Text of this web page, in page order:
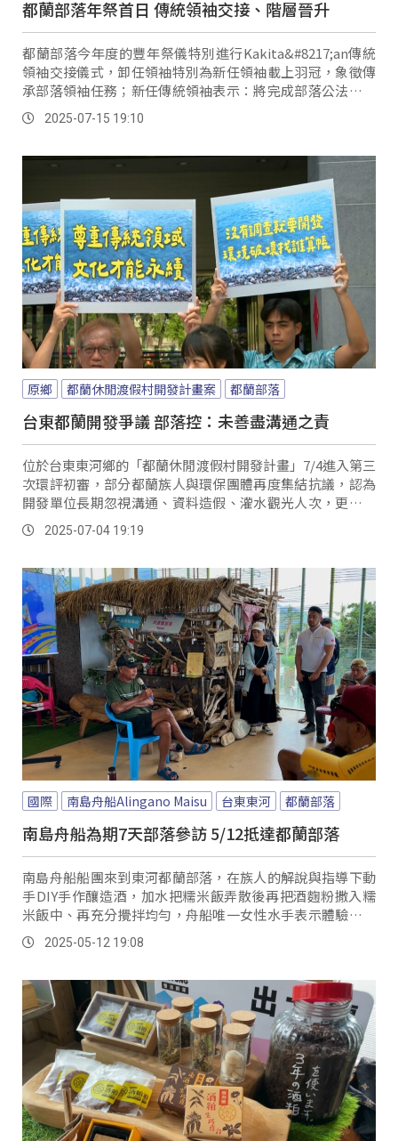
都蘭部落年祭首日 傳統領袖交接、階層晉升
都蘭部落今年度的豐年祭儀特別進行Kakita&#8217;an傳統
領袖交接儀式，卸任領袖特別為新任領袖載上羽冠，象徵傳
承部落領袖任務；新任傳統領袖表示：將完成部落公法人示
範區及完成爭取在都蘭鼻興建部落聚會所等。
2025-07-15 19:10
原鄉 都蘭休閒渡假村開發計畫案 都蘭部落
台東都蘭開發爭議 部落控：未善盡溝通之責
位於台東東河鄉的「都蘭休閒渡假村開發計畫」7/4進入第三
次環評初審，部分都蘭族人與環保團體再度集結抗議，認為
開發單位長期忽視溝通、資料造假、灌水觀光人次，更可能
引發地質災害與海洋污染。
2025-07-04 19:19
國際 南島舟船Alingano Maisu 台東東河 都蘭部落
南島舟船為期7天部落參訪 5/12抵達都蘭部落
南島舟船船團來到東河都蘭部落，在族人的解說與指導下動
手DIY手作釀造酒，加水把糯米飯弄散後再把酒麴粉撒入糯
米飯中、再充分攪拌均勻，舟船唯一女性水手表示體驗釀酒
讓她想起母親。
2025-05-12 19:08